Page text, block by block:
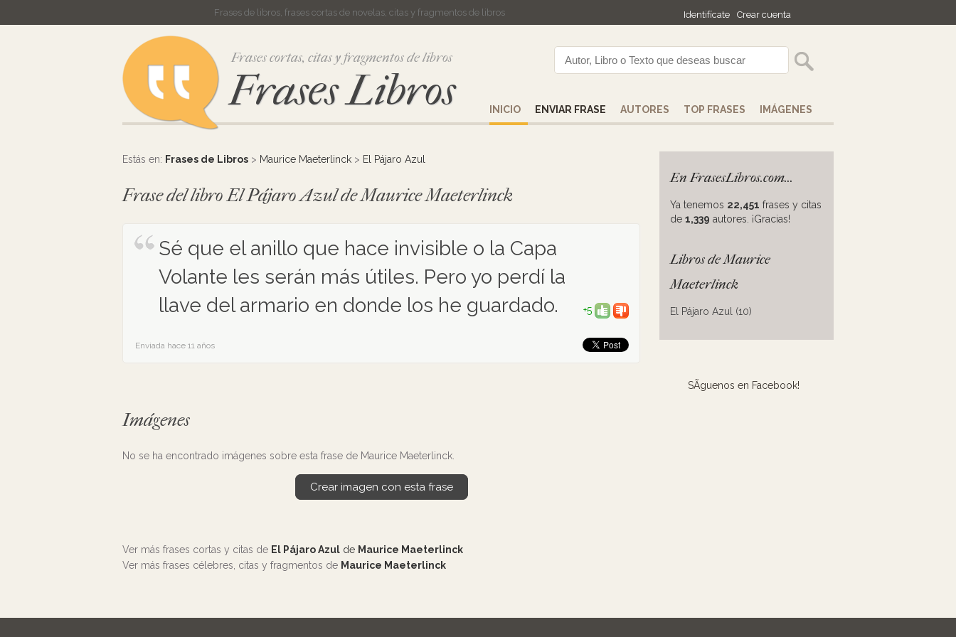
Identifícate Crear cuenta
Frases de libros, frases cortas de novelas, citas y fragmentos de libros
Frases cortas, citas y fragmentos de libros
Frases Libros INICIO ENVIAR FRASE AUTORES TOP FRASES IMÁGENES
Estás en: Frases de Libros > Maurice Maeterlinck > El Pájaro Azul
Frase del libro El Pájaro Azul de Maurice Maeterlinck
Sé que el anillo que hace invisible o la Capa
Volante les serán más útiles. Pero yo perdí la
llave del armario en donde los he guardado.
+5
Enviada hace 11 años
Imágenes
No se ha encontrado imágenes sobre esta frase de Maurice Maeterlinck.
Crear imagen con esta frase
Ver más frases cortas y citas de El Pájaro Azul de Maurice Maeterlinck
Ver más frases célebres, citas y fragmentos de Maurice Maeterlinck
En FrasesLibros.com...
Ya tenemos 22,451 frases y citas
de 1,339 autores. ¡Gracias!
Libros de Maurice
Maeterlinck
El Pájaro Azul (10)
SÃ­guenos en Facebook!